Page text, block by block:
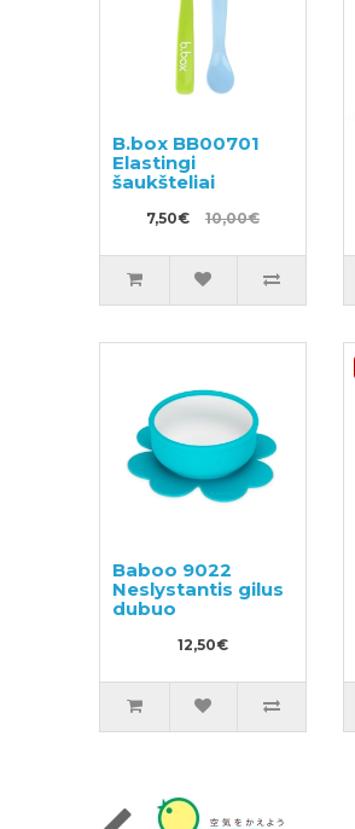
B.box BB00701
Elastingi
šaukšteliai
7,50€ 10,00€
Baboo 9022
Neslystantis gilus
dubuo
12,50€